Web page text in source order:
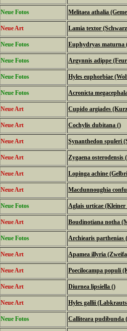
Neue Fotos Melitaea athalia
Neue Art Lamia textor
Neue Fotos Euphydryas maturna
Neue Fotos Argynnis adippe
Neue Fotos Hyles euphorbiae
Neue Fotos Acronicta
Neue Art Cupido argiades
Neue Art Cochylis dubitana ()
Neue Art Synanthedon spuleri
Neue Art Zygaena
Neue Art Lopinga achine
Neue Art Macdunnoughia
Neue Fotos Aglais urticae (Kleiner
Neue Art Boudinotiana notha
Neue Fotos Archiearis
Neue Art Apamea illyria
Neue Art Poecilocampa populi
Neue Art Diurnea lipsiella ()
Neue Art Hyles gallii
Neue Fotos Calliteara pudibunda